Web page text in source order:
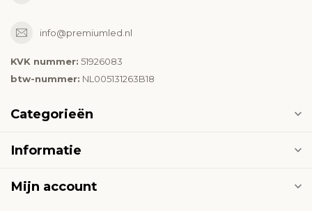
info@premiumled.nl
KVK nummer: 51926083
btw-nummer: NL005131263B18
Categorieën
Informatie
Mijn account